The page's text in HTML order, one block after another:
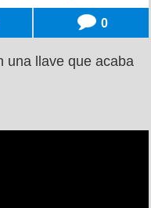
0
una llave que acaba